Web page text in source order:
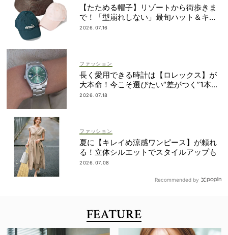
【たためる帽子】リゾートから街歩きま
で！「型崩れしない」最旬ハット＆キャ
ップ
2026.07.16
ファッション
長く愛用できる時計は【ロレックス】が
大本命！今こそ選びたい“差がつく”1本
は？
2026.07.18
ファッション
夏に【キレイめ涼感ワンピース】が頼れ
る！立体シルエットでスタイルアップも
2026.07.08
Recommended by
FEATURE